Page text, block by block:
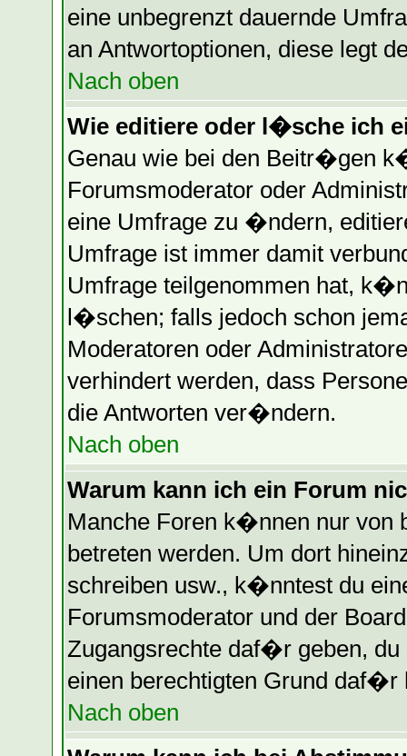
eine unbegrenzt dauernde
an Antwortoptionen, diese legt
Nach oben
Wie editiere oder l�sche ich
Genau wie bei den Beitr�gen
Forumsmoderator oder
eine Umfrage zu �ndern,
Umfrage ist immer damit
Umfrage teilgenommen hat,
l�schen; falls jedoch schon
Moderatoren oder
verhindert werden, dass
die Antworten ver�ndern.
Nach oben
Warum kann ich ein Forum
Manche Foren k�nnen nur von
betreten werden. Um dort
schreiben usw., k�nntest du
Forumsmoderator und der
Zugangsrechte daf�r geben, du
einen berechtigten Grund daf�r
Nach oben